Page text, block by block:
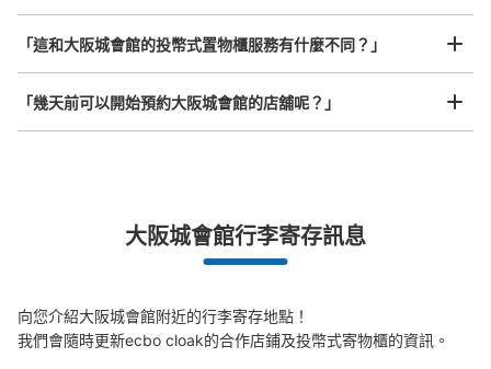
發生行李破損、被偷等狀況時安心有保障
「這和大阪城會館的投幣式置物櫃服務有什麼不同？」
「幾天前可以開始預約大阪城會館的店舖呢？」
大阪城會館行李寄存訊息
向您介紹大阪城會館附近的行李寄存地點！
我們會隨時更新ecbo cloak的合作店鋪及投幣式寄物櫃的資訊。